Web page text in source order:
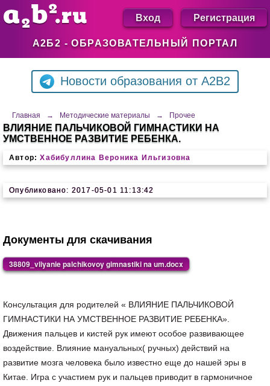
А2Б2 - ОБРАЗОВАТЕЛЬНЫЙ ПОРТАЛ
Вход Регистрация
Новости образования от A2B2
Главная → Методические материалы → Прочее
ВЛИЯНИЕ ПАЛЬЧИКОВОЙ ГИМНАСТИКИ НА
УМСТВЕННОЕ РАЗВИТИЕ РЕБЕНКА.
Автор: Хабибуллина Вероника Ильгизовна
Опубликовано: 2017-05-01 11:13:42
Документы для скачивания
38809_vliyanie palchikovoy gimnastiki na um.docx
Консультация для родителей « ВЛИЯНИЕ ПАЛЬЧИКОВОЙ
ГИМНАСТИКИ НА УМСТВЕННОЕ РАЗВИТИЕ РЕБЕНКА».
Движения пальцев и кистей рук имеют особое развивающее
воздействие. Влияние мануальных( ручных) действий на
развитие мозга человека было известно еще до нашей эры в
Китае. Игра с участием рук и пальцев приводит в гармоничное